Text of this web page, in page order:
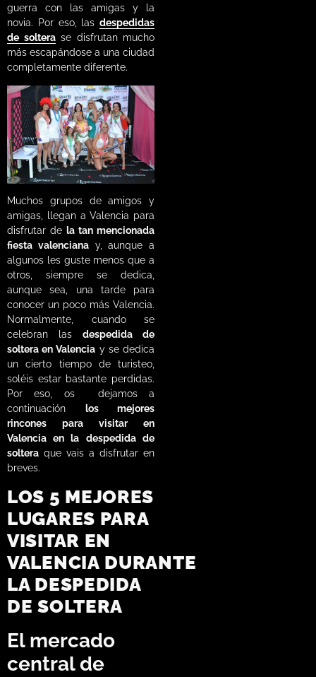
guerra con las amigas y la
novia. Por eso, lasdespedidas
de solterase disfrutan mucho
más escapándose a una ciudad
completamente diferente.
Muchos grupos de amigos y
amigas, llegan a Valencia para
disfrutar de la tan mencionada
fiesta valencianay, aunque a
algunos les guste menos que a
otros, siempre se dedica,
aunque sea, una tarde para
conocer un poco más Valencia.
Normalmente, cuando se
celebran lasdespedida de
soltera en Valencia y se dedica
un cierto tiempo de turisteo,
soléis estar bastante perdidas.
Por eso, os dejamos a
continuación
los mejores
rincones para visitar en
Valencia en la
despedida de
soltera que vais a disfrutar en
breves.
LOS 5 MEJORES
LUGARES PARA
VISITAR EN
VALENCIA DURANTE
LA DESPEDIDA
DE SOLTERA
El mercado
central de